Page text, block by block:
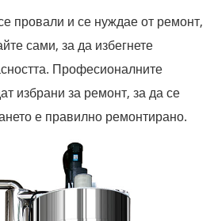
провали и се нуждае от ремонт,
сами, за да избегнете
Професионалните
избрани за ремонт, за да се
е правилно ремонтирано.